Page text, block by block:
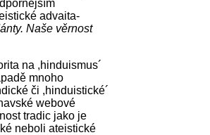
advaita-
Naše věrnost
na ,hinduismus´
mnoho
či ,hinduistické´
webové
tradic jako je
neboli ateistické